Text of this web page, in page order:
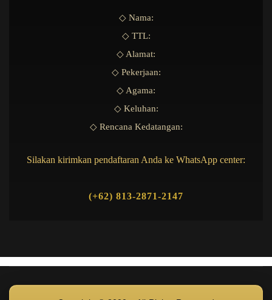
◇ Nama:
◇ TTL:
◇ Alamat:
◇ Pekerjaan:
◇ Agama:
◇ Keluhan:
◇ Rencana Kedatangan:
Silakan kirimkan pendaftaran Anda ke WhatsApp center:
(+62) 813-2871-2147